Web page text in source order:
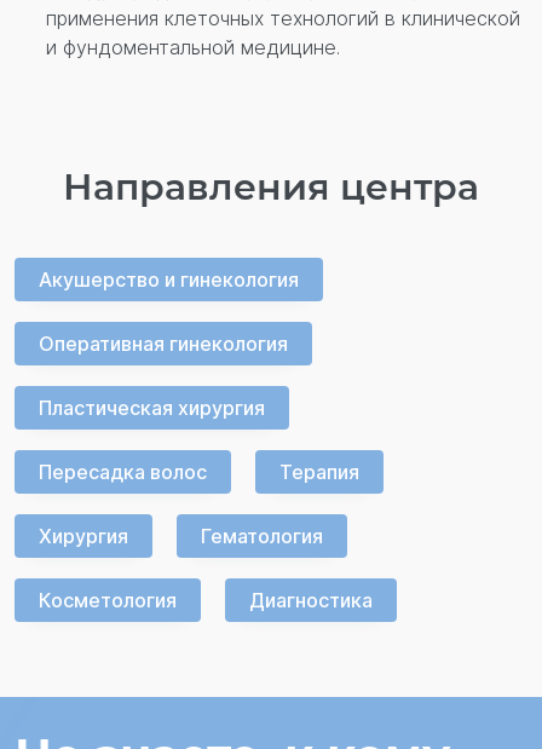
применения клеточных технологий в клинической
и фундоментальной медицине.
Направления центра
Акушерство и гинекология
Оперативная гинекология
Пластическая хирургия
Пересадка волос Терапия
Хирургия Гематология
Косметология Диагностика